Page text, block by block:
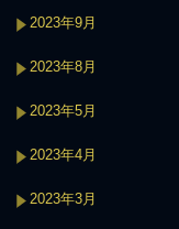
2023年9月
2023年8月
2023年5月
2023年4月
2023年3月